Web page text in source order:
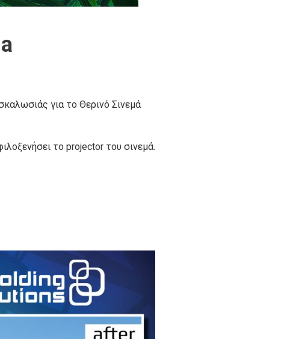
για το Θερινό Σινεμά
το projector του σινεμά.